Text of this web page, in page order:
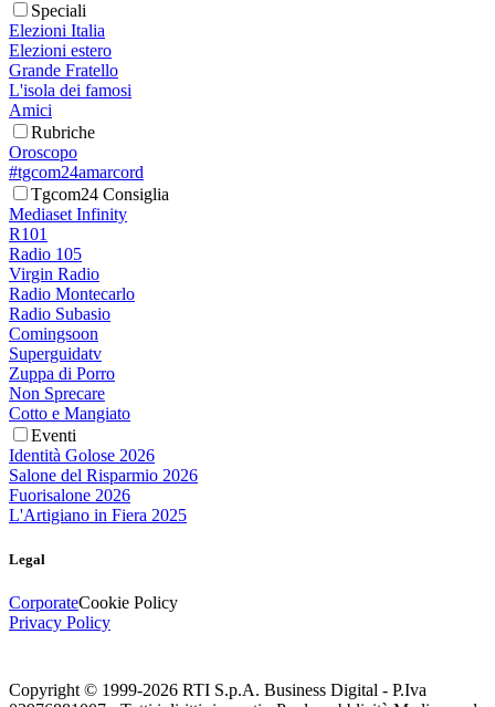
Speciali
Elezioni Italia
Elezioni estero
Grande Fratello
L'isola dei famosi
Amici
Rubriche
Oroscopo
#tgcom24amarcord
Tgcom24 Consiglia
Mediaset Infinity
R101
Radio 105
Virgin Radio
Radio Montecarlo
Radio Subasio
Comingsoon
Superguidatv
Zuppa di Porro
Non Sprecare
Cotto e Mangiato
Eventi
Identità Golose 2026
Salone del Risparmio 2026
Fuorisalone 2026
L'Artigiano in Fiera 2025
Legal
CorporateCookie Policy
Privacy Policy
Copyright © 1999-2026 RTI S.p.A. Business Digital - P.Iva